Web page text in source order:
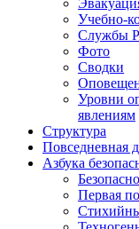
Учебно-
Службы
Фото
Сводки
Уровни
явлениям
Структура
Повседневная
Азбука
Первая